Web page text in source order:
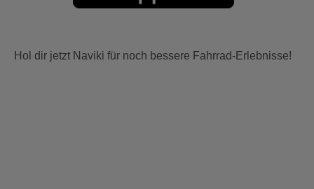
Hol dir jetzt Naviki für noch bessere Fahrrad-Erlebnisse!